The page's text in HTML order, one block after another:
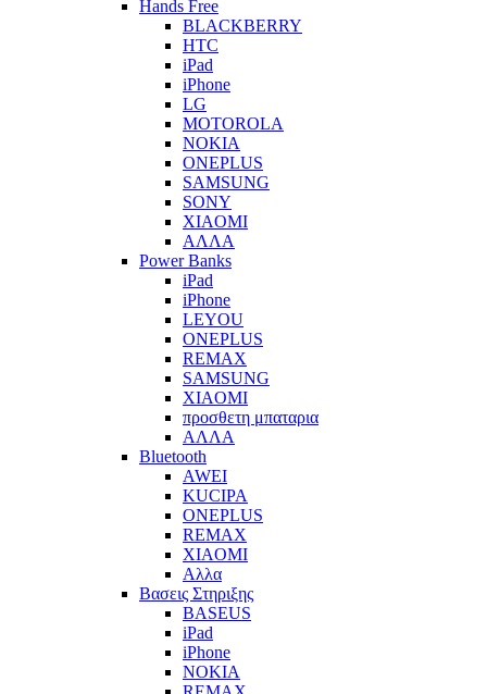
Hands Free
BLACKBERRY
HTC
iPad
iPhone
LG
MOTOROLA
NOKIA
ONEPLUS
SAMSUNG
SONY
XIAOMI
ΑΛΛΑ
Power Banks
iPad
iPhone
LEYOU
ONEPLUS
REMAX
SAMSUNG
XIAOMI
προσθετη μπαταρια
ΑΛΛΑ
Bluetooth
AWEI
KUCIPA
ONEPLUS
REMAX
XIAOMI
Αλλα
Βασεις Στηριξης
BASEUS
iPad
iPhone
NOKIA